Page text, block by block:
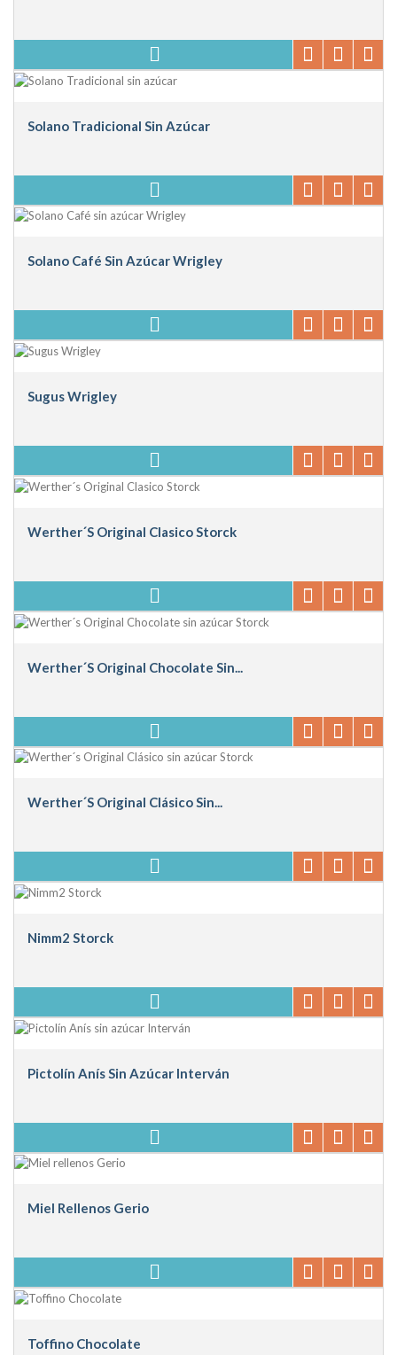
Solano Tradicional Sin Azúcar
Solano Café Sin Azúcar Wrigley
Sugus Wrigley
Werther´s Original Clasico Storck
Werther´s Original Chocolate Sin...
Werther´s Original Clásico Sin...
Nimm2 Storck
Pictolín Anís Sin Azúcar Interván
Miel Rellenos Gerio
Toffino Chocolate